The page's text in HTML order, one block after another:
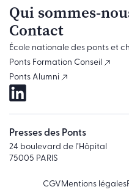
Qui sommes-
Contact
École nationale des ponts et
Ponts Formation Conseil
Ponts Alumni
Presses des Ponts
24 boulevard de l’Hôpital
75005 PARIS
CGVMentions légales